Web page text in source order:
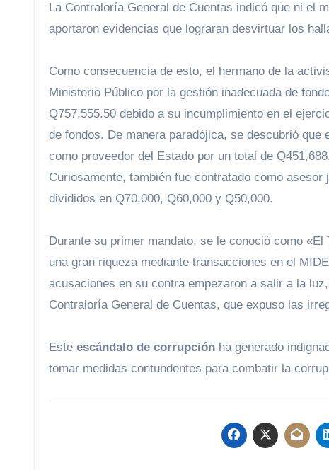
La Contraloría General de Cuentas indicó que ni el
aportaron evidencias que lograran desvirtuar los
Como consecuencia de esto, el hermano de la
Ministerio Público por la gestión inadecuada de
Q757,555.50 debido a su incumplimiento en el
de fondos. De manera paradójica, se descubrió
como proveedor del Estado por un total de
Curiosamente, también fue contratado como
divididos en Q70,000, Q60,000 y Q50,000.
Durante su primer mandato, se le conoció como
una gran riqueza mediante transacciones en el
acusaciones en su contra empezaron a salir a la
Contraloría General de Cuentas, que expuso las
Este escándalo de corrupción ha generado
tomar medidas contundentes para combatir la